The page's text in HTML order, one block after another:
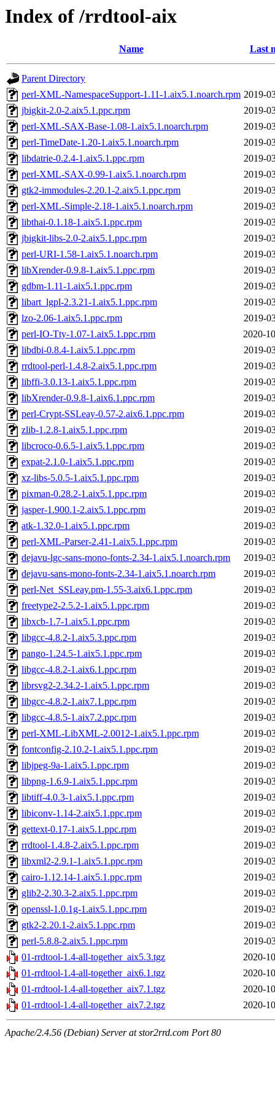
Index of /rrdtool-aix
Name Last
Parent Directory
perl-XML-NamespaceSupport-1.11-1.aix5.1.noarch.rpm 2019-
jbigkit-2.0-2.aix5.1.ppc.rpm
2019-
perl-XML-SAX-Base-1.08-1.aix5.1.noarch.rpm
2019-
perl-TimeDate-1.20-1.aix5.1.noarch.rpm
2019-
libdatrie-0.2.4-1.aix5.1.ppc.rpm
2019-
perl-XML-SAX-0.99-1.aix5.1.noarch.rpm
2019-
gtk2-immodules-2.20.1-2.aix5.1.ppc.rpm
2019-
perl-XML-Simple-2.18-1.aix5.1.noarch.rpm
2019-
libthai-0.1.18-1.aix5.1.ppc.rpm
2019-
jbigkit-libs-2.0-2.aix5.1.ppc.rpm
2019-
perl-URI-1.58-1.aix5.1.noarch.rpm
2019-
libXrender-0.9.8-1.aix5.1.ppc.rpm
2019-
gdbm-1.11-1.aix5.1.ppc.rpm
2019-
libart_lgpl-2.3.21-1.aix5.1.ppc.rpm
2019-
lzo-2.06-1.aix5.1.ppc.rpm
2019-
perl-IO-Tty-1.07-1.aix5.1.ppc.rpm
2020-
libdbi-0.8.4-1.aix5.1.ppc.rpm
2019-
rrdtool-perl-1.4.8-2.aix5.1.ppc.rpm
2019-
libffi-3.0.13-1.aix5.1.ppc.rpm
2019-
libXrender-0.9.8-1.aix6.1.ppc.rpm
2019-
perl-Crypt-SSLeay-0.57-2.aix6.1.ppc.rpm
2019-
zlib-1.2.8-1.aix5.1.ppc.rpm
2019-
libcroco-0.6.5-1.aix5.1.ppc.rpm
2019-
expat-2.1.0-1.aix5.1.ppc.rpm
2019-
xz-libs-5.0.5-1.aix5.1.ppc.rpm
2019-
pixman-0.28.2-1.aix5.1.ppc.rpm
2019-
jasper-1.900.1-2.aix5.1.ppc.rpm
2019-
atk-1.32.0-1.aix5.1.ppc.rpm
2019-
perl-XML-Parser-2.41-1.aix5.1.ppc.rpm
2019-
dejavu-lgc-sans-mono-fonts-2.34-1.aix5.1.noarch.rpm
2019-
dejavu-sans-mono-fonts-2.34-1.aix5.1.noarch.rpm
2019-
perl-Net_SSLeay.pm-1.55-3.aix6.1.ppc.rpm
2019-
freetype2-2.5.2-1.aix5.1.ppc.rpm
2019-
libxcb-1.7-1.aix5.1.ppc.rpm
2019-
libgcc-4.8.2-1.aix5.3.ppc.rpm
2019-
pango-1.24.5-1.aix5.1.ppc.rpm
2019-
libgcc-4.8.2-1.aix6.1.ppc.rpm
2019-
librsvg2-2.34.2-1.aix5.1.ppc.rpm
2019-
libgcc-4.8.2-1.aix7.1.ppc.rpm
2019-
libgcc-4.8.5-1.aix7.2.ppc.rpm
2019-
perl-XML-LibXML-2.0012-1.aix5.1.ppc.rpm
2019-
fontconfig-2.10.2-1.aix5.1.ppc.rpm
2019-
libjpeg-9a-1.aix5.1.ppc.rpm
2019-
libpng-1.6.9-1.aix5.1.ppc.rpm
2019-
libtiff-4.0.3-1.aix5.1.ppc.rpm
2019-
libiconv-1.14-2.aix5.1.ppc.rpm
2019-
gettext-0.17-1.aix5.1.ppc.rpm
2019-
rrdtool-1.4.8-2.aix5.1.ppc.rpm
2019-
libxml2-2.9.1-1.aix5.1.ppc.rpm
2019-
cairo-1.12.14-1.aix5.1.ppc.rpm
2019-
glib2-2.30.3-2.aix5.1.ppc.rpm
2019-
openssl-1.0.1g-1.aix5.1.ppc.rpm
2019-
gtk2-2.20.1-2.aix5.1.ppc.rpm
2019-
perl-5.8.8-2.aix5.1.ppc.rpm
2019-
01-rrdtool-1.4-all-together_aix5.3.tgz
2020-
01-rrdtool-1.4-all-together_aix6.1.tgz
2020-
01-rrdtool-1.4-all-together_aix7.1.tgz
2020-
01-rrdtool-1.4-all-together_aix7.2.tgz
2020-
Apache/2.4.56 (Debian) Server at stor2rrd.com Port 80